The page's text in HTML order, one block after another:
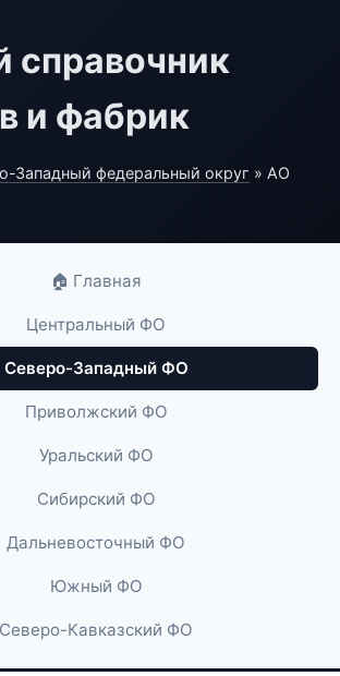
справочник
и фабрик
Западный федеральный округ » АО
🏠 Главная
Центральный ФО
Северо-Западный ФО
Приволжский ФО
Уральский ФО
Сибирский ФО
Дальневосточный ФО
Южный ФО
Северо-Кавказский ФО